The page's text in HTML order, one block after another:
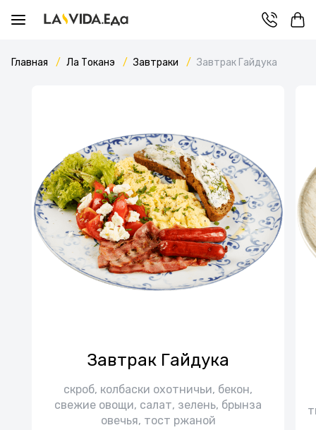
Главная Ла Токанэ Завтраки Завтрак Гайдука
Завтрак Гайдука
скроб, колбаски охотничьи, бекон,
свежие овощи, салат, зелень, брынза
овечья, тост ржаной